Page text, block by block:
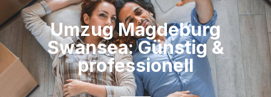
Umzug Magdeburg​
Swansea: Günstig &
professionell​